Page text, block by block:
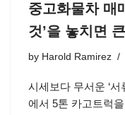
중고화물차 매
것’을 놓치면
by Harold Ramirez
시세보다 무서운 ‘
에서 5톤 카고트럭